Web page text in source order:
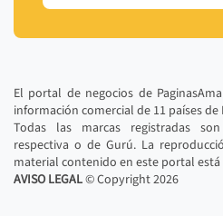
El portal de negocios de
información comercial de 11 países
Todas las marcas registradas
respectiva o de Gurú. La
material contenido en este portal
AVISO LEGAL© Copyright2026